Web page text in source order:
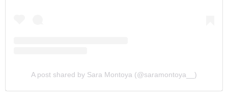
A post shared by Sara Montoya (@saramontoya__)